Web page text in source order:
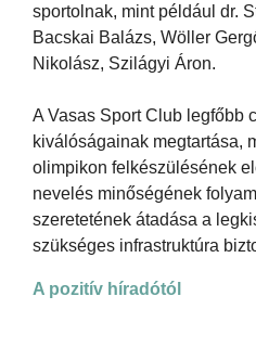
sportolnak, mint például dr.
Bacskai Balázs, Wöller
Nikolász, Szilágyi Áron.
A Vasas Sport Club legfőbb
kiválóságainak megtartása,
olimpikon felkészülésének
nevelés minőségének
szeretetének átadása a
szükséges infrastruktúra
A pozitív híradótól